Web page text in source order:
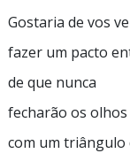
Gostaria de vos
fazer um pacto
de que nunca
fecharão os
com um triângulo